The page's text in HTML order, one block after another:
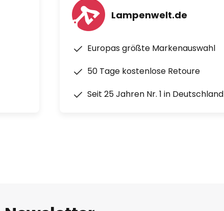
Lampenwelt.de
Europas größte Markenauswahl
50 Tage kostenlose Retoure
Seit 25 Jahren Nr. 1 in Deutschland